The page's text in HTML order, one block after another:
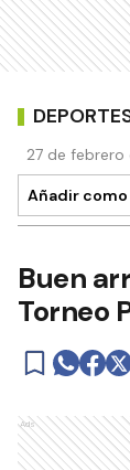
27 de febrero
Añadir
Buen
Torneo
Ads